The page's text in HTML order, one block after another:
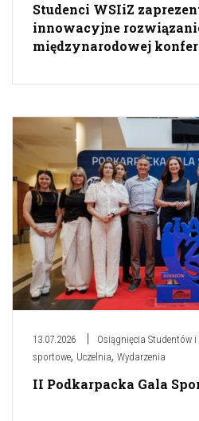
Studenci WSIiZ
innowacyjne
międzynarodowej
13.07.2026 Osiągnięcia Studentów
sportowe, Uczelnia, Wydarzenia
II Podkarpacka Gala